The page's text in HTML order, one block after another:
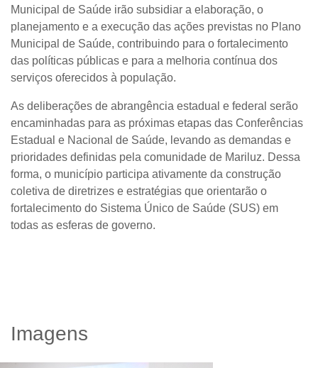
Municipal de Saúde irão subsidiar a elaboração, o
planejamento e a execução das ações previstas no Plano
Municipal de Saúde, contribuindo para o fortalecimento
das políticas públicas e para a melhoria contínua dos
serviços oferecidos à população.
As deliberações de abrangência estadual e federal serão
encaminhadas para as próximas etapas das Conferências
Estadual e Nacional de Saúde, levando as demandas e
prioridades definidas pela comunidade de Mariluz. Dessa
forma, o município participa ativamente da construção
coletiva de diretrizes e estratégias que orientarão o
fortalecimento do Sistema Único de Saúde (SUS) em
todas as esferas de governo.
Imagens